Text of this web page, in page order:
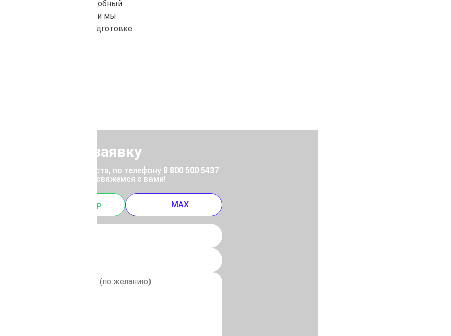
вы выбираете удобный
способ оплаты, и мы
приступаем к его подготовке.
Отправить заявку
позвоните, пожалуйста, по телефону 8 800 500 5437
отправьте заявку, и мы свяжемся с вами!
Whatsapp MAX